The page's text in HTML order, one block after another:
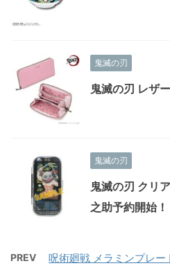
鬼滅の刃
鬼滅の刃 レザ
鬼滅の刃
鬼滅の刃 クリ
之助予約開始！
PREV 呪術廻戦 メラミンプレー